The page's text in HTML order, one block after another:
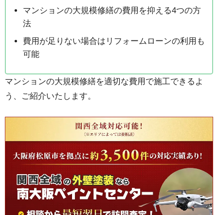
マンションの大規模修繕の費用を抑える4つの方
法
費用が足りない場合はリフォームローンの利用も
可能
マンションの大規模修繕を適切な費用で施工できるよ
う、ご紹介いたします。